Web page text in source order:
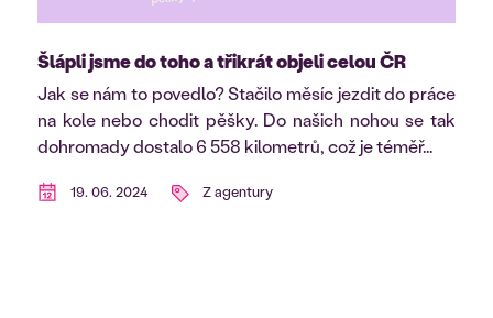
Šlápli jsme do toho a třikrát objeli celou ČR
Jak se nám to povedlo? Stačilo měsíc jezdit do práce
na kole nebo chodit pěšky. Do našich nohou se tak
dohromady dostalo 6 558 kilometrů, což je téměř...
19. 06. 2024 Z agentury